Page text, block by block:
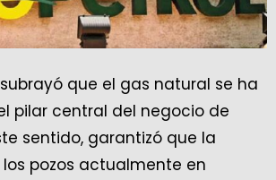
que el gas natural se ha
pilar central del negocio de
sentido, garantizó que la
pozos actualmente en